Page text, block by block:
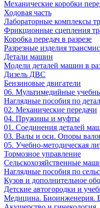
Механические коробки
Ходовая часть
Лабораторные комплексы
Фрикционные сцепления
Коробка передач в разрезе
Разрезные изделия
Детали машин
Модели деталей машин в
Дизель ДВС
Бензиновые двигатели
06. Мультимедийные
Наглядные пособия по
02. Механические передачи
04. Пружины и муфты
01. Соединения деталей
03. Валы и оси. Опоры
05. Учебно-методическая
Тормозное управление
Сельскохозяйственные
Наглядные пособия по
Кузов и дополнительное
Детские автогородки и
Медицина. Биоинженерия.